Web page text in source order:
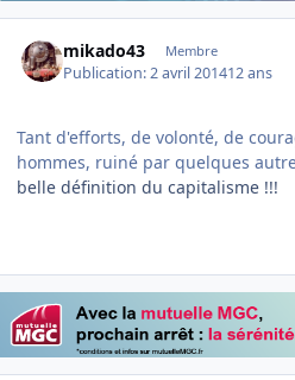
mikado43 Membre
Publication:2 avril 201412 ans
Tant d'efforts, de volonté, de
hommes, ruiné par quelques
belle définition du capitalisme !!!